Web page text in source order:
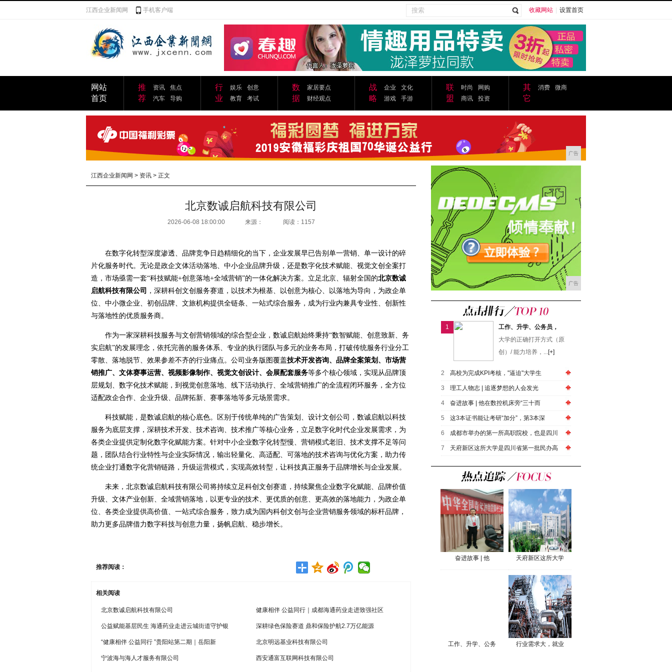
江西企业新闻网 手机客户端 收藏网站 设置首页
网站
首页
推
荐
资讯
焦点
汽车
导购
行
业
娱乐
创意
教育
考试
数
据
家居要点
财经观点
战
略
企业
文化
游戏
手游
联
盟
时尚
网购
商讯
投资
其
它
消费 微商
广告
江西企业新闻网 > 资讯 > 正文
北京数诚启航科技有限公司
2026-06-08 18:00:00 来源： 阅读：1157
在数字化转型深度渗透、品牌竞争日趋精细化的当下，企业发展早已告别单一营销、单一设计的碎
片化服务时代。无论是政企文体活动落地、中小企业品牌升级，还是数字化技术赋能、视觉文创全案打
造，市场亟需一套“科技赋能+创意落地+全域营销”的一体化解决方案。立足北京、辐射全国的北京数诚
启航科技有限公司
，深耕科创文创服务赛道，以技术为根基、以创意为核心、以落地为导向，为政企单
位、中小微企业、初创品牌、文旅机构提供全链条、一站式综合服务，成为行业内兼具专业性、创新性
与落地性的优质服务商。
作为一家深耕科技服务与文创营销领域的综合型企业，数诚启航始终秉持“数智赋能、创意致新、务
实启航”的发展理念，依托完善的服务体系、专业的执行团队与多元的业务布局，打破传统服务行业分工
零散、落地脱节、效果参差不齐的行业痛点。公司业务版图覆盖技术开发咨询、品牌全案策划、市场营
销推广、文体赛事运营、视频影像制作、视觉文创设计、会展配套服务等多个核心领域，实现从品牌顶
层规划、数字化技术赋能，到视觉创意落地、线下活动执行、全域营销推广的全流程闭环服务，全方位
适配政企合作、企业升级、品牌拓新、赛事落地等多元场景需求。
科技赋能，是数诚启航的核心底色。区别于传统单纯的广告策划、设计文创公司，数诚启航以科技
服务为底层支撑，深耕技术开发、技术咨询、技术推广等核心业务，立足数字化时代企业发展需求，为
各类企业提供定制化数字化赋能方案。针对中小企业数字化转型慢、营销模式老旧、技术支撑不足等问
题，团队结合行业特性与企业实际情况，输出轻量化、高适配、可落地的技术咨询与优化方案，助力传
统企业打通数字化营销链路，升级运营模式，实现高效转型，让科技真正服务于品牌增长与企业发展。
未来，北京数诚启航科技有限公司将持续立足科创文创赛道，持续聚焦企业数字化赋能、品牌价值
升级、文体产业创新、全域营销落地，以更专业的技术、更优质的创意、更高效的落地能力，为政企单
位、各类企业提供高价值、一站式综合服务，致力成为国内科创文创与企业营销服务领域的标杆品牌，
助力更多品牌借力数字科技与创意力量，扬帆启航、稳步增长。
推荐阅读：
相关阅读
北京数诚启航科技有限公司 健康相伴 公益同行｜成都海通药业走进致强社区
公益赋能基层民生 海通药业走进云城街道守护银 深耕绿色保险赛道 鼎和保险护航2.7万亿能源
“健康相伴 公益同行 ”贵阳站第二期｜岳阳新 北京明远基业科技有限公司
宁波海与海人才服务有限公司 西安通富互联网科技有限公司
广告
1
工作、升学、公务员，
大学的正确打开方式（原
创）/ 能力培养，...[+]
2 高校为完成KPI考核，"逼迫"大学生
3 ​理工人物志 | 追逐梦想的人会发光
4 奋进故事 | 他在数控机床旁“三十而
5 这3本证书能让考研“加分”，第3本深
6 成都市举办的第一所高职院校，也是四川
7 天府新区这所大学是四川省第一批民办高
奋进故事 | 他 天府新区这所大学
工作、升学、公务 行业需求大，就业